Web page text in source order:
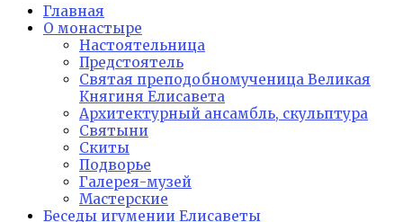
Главная
О монастыре
Настоятельница
Предстоятель
Святая преподобномученица Великая
Княгиня Елисавета
Архитектурный ансамбль, скульптура
Святыни
Скиты
Подворье
Галерея-музей
Мастерские
Беседы игумении Елисаветы